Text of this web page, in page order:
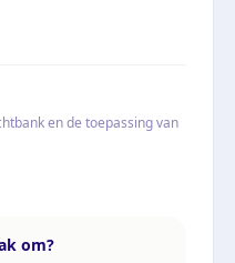
en de toepassing van
om?